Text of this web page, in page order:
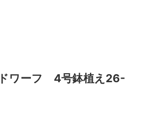
ワーフ 4号鉢植え26-